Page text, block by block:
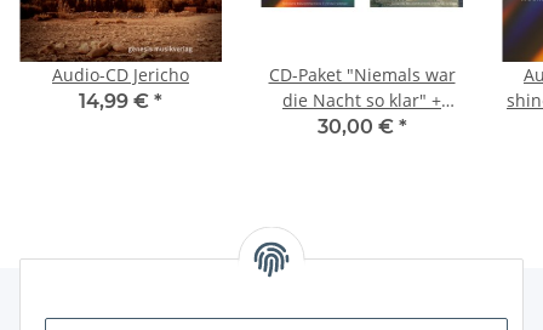
Audio-CD Jericho
14,99 € *
CD-Paket "Niemals war
die Nacht so klar" +
"Rise and shine!" (sinf.
30,00 € *